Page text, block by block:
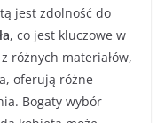
jest zdolność do
, co jest kluczowe w
różnych materiałów,
oferują różne
Bogaty wybór